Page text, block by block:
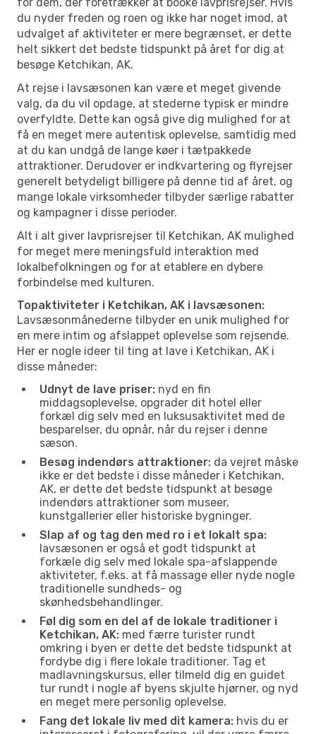
du nyder freden og roen og ikke har noget imod, at
udvalget af aktiviteter er mere begrænset, er dette
helt sikkert det bedste tidspunkt på året for dig at
besøge Ketchikan, AK.
At rejse i lavsæsonen kan være et meget givende
valg, da du vil opdage, at stederne typisk er mindre
overfyldte. Dette kan også give dig mulighed for at
få en meget mere autentisk oplevelse, samtidig med
at du kan undgå de lange køer i tætpakkede
attraktioner. Derudover er indkvartering og flyrejser
generelt betydeligt billigere på denne tid af året, og
mange lokale virksomheder tilbyder særlige rabatter
og kampagner i disse perioder.
Alt i alt giver lavprisrejser til Ketchikan, AK mulighed
for meget mere meningsfuld interaktion med
lokalbefolkningen og for at etablere en dybere
forbindelse med kulturen.
Topaktiviteter i Ketchikan, AK i lavsæsonen:
Lavsæsonmånederne tilbyder en unik mulighed for
en mere intim og afslappet oplevelse som rejsende.
Her er nogle ideer til ting at lave i Ketchikan, AK i
disse måneder:
Udnyt de lave priser: nyd en fin
middagsoplevelse, opgrader dit hotel eller
forkæl dig selv med en luksusaktivitet med de
besparelser, du opnår, når du rejser i denne
sæson.
Besøg indendørs attraktioner: da vejret måske
ikke er det bedste i disse måneder i Ketchikan,
AK, er dette det bedste tidspunkt at besøge
indendørs attraktioner som museer,
kunstgallerier eller historiske bygninger.
Slap af og tag den med ro i et lokalt spa:
lavsæsonen er også et godt tidspunkt at
forkæle dig selv med lokale spa-afslappende
aktiviteter, f.eks. at få massage eller nyde nogle
traditionelle sundheds- og
skønhedsbehandlinger.
Føl dig som en del af de lokale traditioner i
Ketchikan, AK: med færre turister rundt
omkring i byen er dette det bedste tidspunkt at
fordybe dig i flere lokale traditioner. Tag et
madlavningskursus, eller tilmeld dig en guidet
tur rundt i nogle af byens skjulte hjørner, og nyd
en meget mere personlig oplevelse.
Fang det lokale liv med dit kamera: hvis du er